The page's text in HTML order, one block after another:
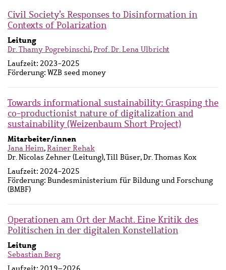
Civil Society’s Responses to Disinformation in
Contexts of Polarization
Leitung
Dr. Thamy Pogrebinschi,Prof. Dr. Lena Ulbricht
Laufzeit: 2023-2025
Förderung: WZB seed money
Towards informational sustainability: Grasping the
co-productionist nature of digitalization and
sustainability (Weizenbaum Short Project)
Mitarbeiter/innen
Jana Heim,Rainer Rehak
Dr. Nicolas Zehner (Leitung), Till Büser, Dr. Thomas Kox
Laufzeit: 2024-2025
Förderung: Bundesministerium für Bildung und Forschung
(BMBF)
Operationen am Ort der Macht. Eine Kritik des
Politischen in der digitalen Konstellation
Leitung
Sebastian Berg